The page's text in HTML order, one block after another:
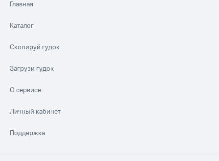
Главная
Каталог
Скопируй гудок
Загрузи гудок
О сервисе
Личный кабинет
Поддержка